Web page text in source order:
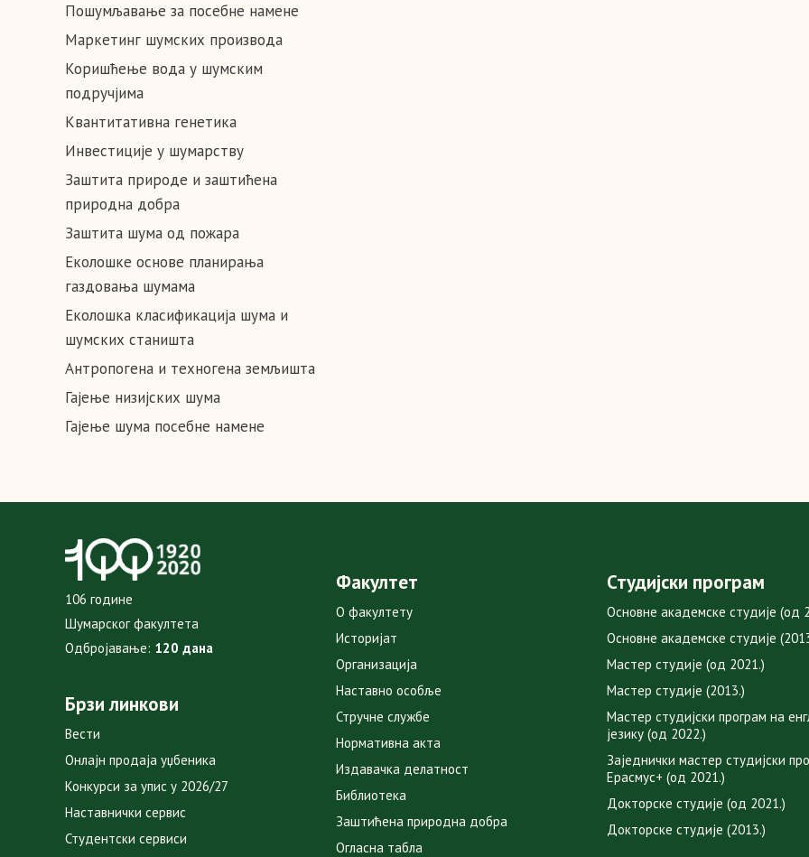
Пошумљавање за посебне намене
Маркетинг шумских производа
Коришћење вода у шумским
подручјима
Квантитативна генетика
Инвестиције у шумарству
Заштита природе и заштићена
природна добра
Заштита шума од пожара
Еколошке основе планирања
газдовања шумама
Еколошка клaсификација шума и
шумских станишта
Антропогена и техногена земљишта
Гајење низијских шума
Гајење шума посебне намене
106 године
Шумарског факултета
Одбројавање: 120 дана
Брзи линкови
Вести
Онлајн продаја уџбеника
Конкурси за упис у 2026/27
Наставнички сервис
Студентски сервиси
Факултет
О факултету
Историјат
Организација
Наставно особље
Стручне службе
Нормативна акта
Издавачка делатност
Библиотека
Заштићена природна добра
Огласна табла
Студијски програм
Основне академске студије (од
Основне академске студије
Мастер студије (од 2021.)
Мастер студије (2013.)
Мастер студијски програм на
језику (од 2022.)
Заједнички мастер студијски
Ерасмус+ (од 2021.)
Докторске студије (од 2021.)
Докторске студије (2013.)